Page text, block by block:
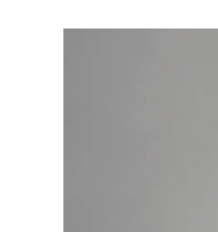
Kaufen und mieten